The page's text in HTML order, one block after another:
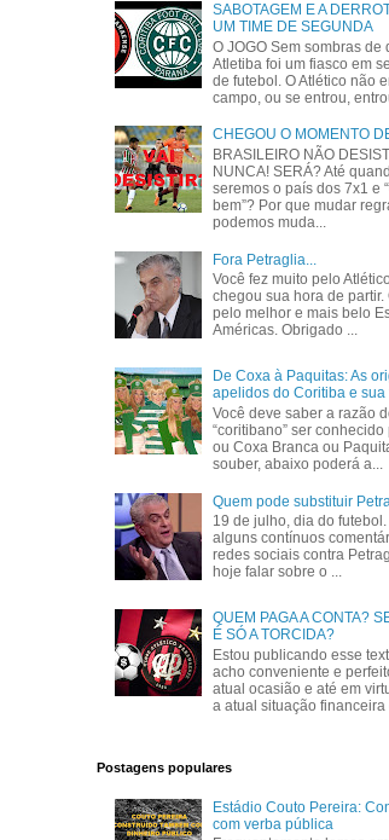
SABOTAGEM E A
UM TIME DE SEGUNDA
O JOGO Sem sombras de
Atletiba foi um fiasco em
de futebol. O Atlético não
campo, ou se entrou,
CHEGOU O MOMENTO
BRASILEIRO NÃO
NUNCA! SERÁ? Até
seremos o país dos 7x1 e
bem”? Por que mudar
podemos muda...
Fora Petraglia...
Você fez muito pelo
chegou sua hora de partir.
pelo melhor e mais belo
Américas. Obrigado ...
De Coxa à Paquitas: As
apelidos do Coritiba e sua
Você deve saber a razão
“coritibano” ser
ou Coxa Branca ou
souber, abaixo poderá a...
Quem pode substituir
19 de julho, dia do
alguns contínuos
redes sociais contra
hoje falar sobre o ...
QUEM PAGA A CONTA?
É SÓ A TORCIDA?
Estou publicando esse
acho conveniente e
atual ocasião e até em
a atual situação financeira
Postagens populares
Estádio Couto Pereira:
com verba pública